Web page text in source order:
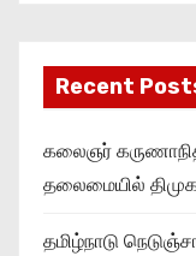
Recent
கலைஞர்
தலைமையில்
தமிழ்நாடு